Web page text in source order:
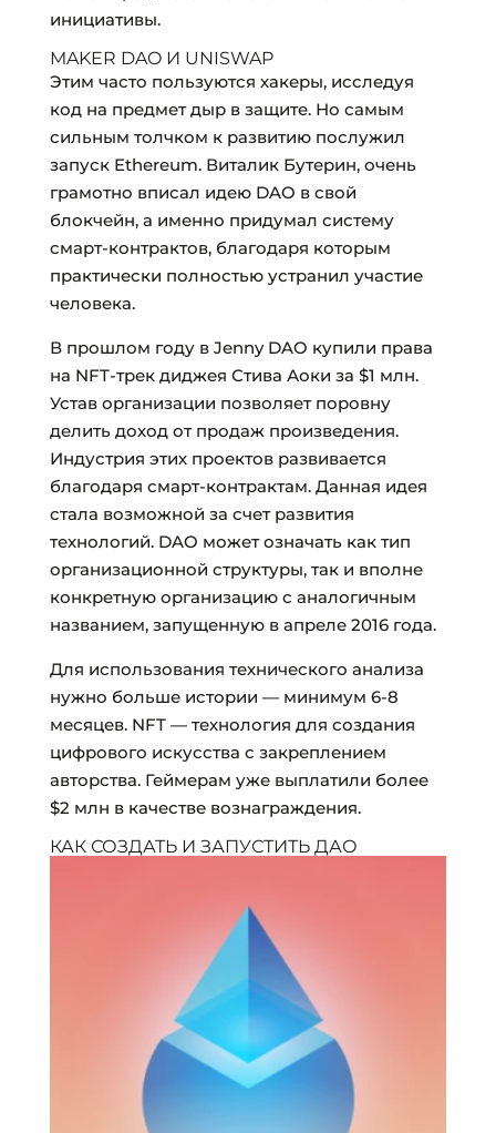
инициативы.
MAKER DAO И UNISWAP
Этим часто пользуются хакеры, исследуя
код на предмет дыр в защите. Но самым
сильным толчком к развитию послужил
запуск Ethereum. Виталик Бутерин, очень
грамотно вписал идею DAO в свой
блокчейн, а именно придумал систему
смарт-контрактов, благодаря которым
практически полностью устранил участие
человека.
В прошлом году в Jenny DAO купили права
на NFT-трек диджея Стива Аоки за $1 млн.
Устав организации позволяет поровну
делить доход от продаж произведения.
Индустрия этих проектов развивается
благодаря смарт-контрактам. Данная идея
стала возможной за счет развития
технологий. DAO может означать как тип
организационной структуры, так и вполне
конкретную организацию с аналогичным
названием, запущенную в апреле 2016 года.
Для использования технического анализа
нужно больше истории — минимум 6-8
месяцев. NFT — технология для создания
цифрового искусства с закреплением
авторства. Геймерам уже выплатили более
$2 млн в качестве вознаграждения.
КАК СОЗДАТЬ И ЗАПУСТИТЬ ДАО